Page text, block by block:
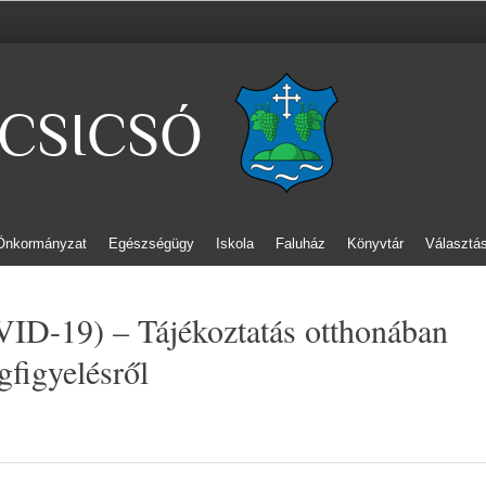
Egészségügy Iskola Faluház Könyvtár
19) – Tájékoztatás otthonában